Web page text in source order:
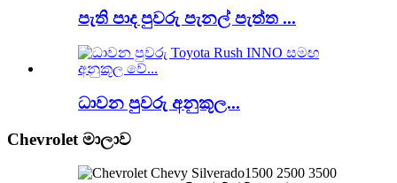
පැති පාද පුවරු පැනල් පැත්ත ...
ධාවන පුවරු අනුකූල...
Chevrolet මාලාව